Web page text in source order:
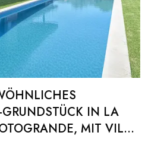
F
IN LA R
MIT VILLA I
% FERTIGGESTELLT)